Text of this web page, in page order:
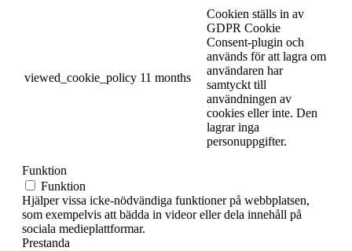
viewed_cookie_policy 11 months
Cookien ställs in av
GDPR Cookie
Consent-plugin och
används för att lagra om
användaren har
samtyckt till
användningen av
cookies eller inte. Den
lagrar inga
personuppgifter.
Funktion
Funktion
Hjälper vissa icke-nödvändiga funktioner på webbplatsen,
som exempelvis att bädda in videor eller dela innehåll på
sociala medieplattformar.
Prestanda